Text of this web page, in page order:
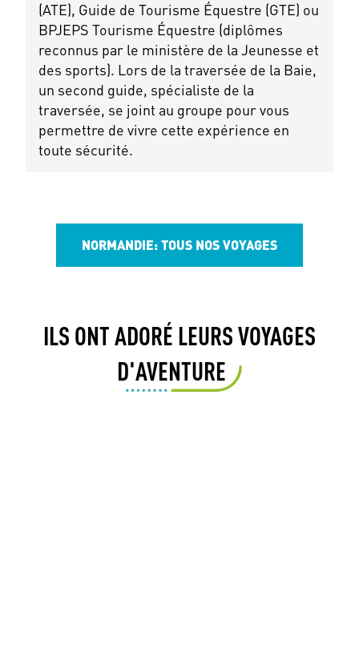
(ATE), Guide de Tourisme Équestre (GTE) ou
BPJEPS Tourisme Équestre (diplômes
reconnus par le ministère de la Jeunesse et
des sports). Lors de la traversée de la Baie,
un second guide, spécialiste de la
traversée, se joint au groupe pour vous
permettre de vivre cette expérience en
toute sécurité.
NORMANDIE: TOUS NOS VOYAGES
ILS ONT ADORÉ LEURS VOYAGES
D'AVENTURE